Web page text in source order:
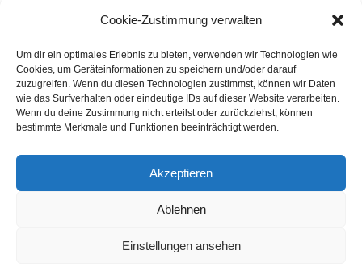
Cookie-Zustimmung verwalten
Um dir ein optimales Erlebnis zu bieten, verwenden wir Technologien wie
Cookies, um Geräteinformationen zu speichern und/oder darauf
zuzugreifen. Wenn du diesen Technologien zustimmst, können wir Daten
wie das Surfverhalten oder eindeutige IDs auf dieser Website verarbeiten.
Wenn du deine Zustimmung nicht erteilst oder zurückziehst, können
bestimmte Merkmale und Funktionen beeinträchtigt werden.
Akzeptieren
Ablehnen
Einstellungen ansehen
Klicke hier, um Marketing-Cookies zu
akzeptieren und diesen Inhalt zu aktivieren
© 2024 Handball Förderkreis Elsfleth e. V. Alle